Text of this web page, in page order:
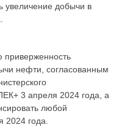
увеличение добычи в
приверженность
нефти, согласованным
3 апреля 2024 года, а
любой
2024 года.